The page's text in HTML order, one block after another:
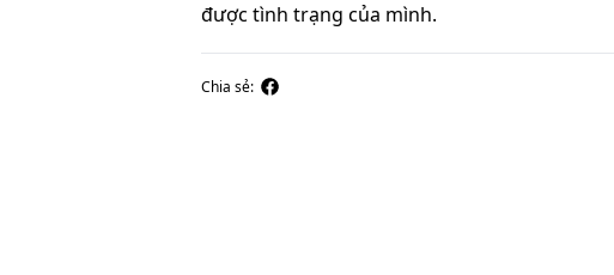
được tình trạng của mình.
Chia sẻ: